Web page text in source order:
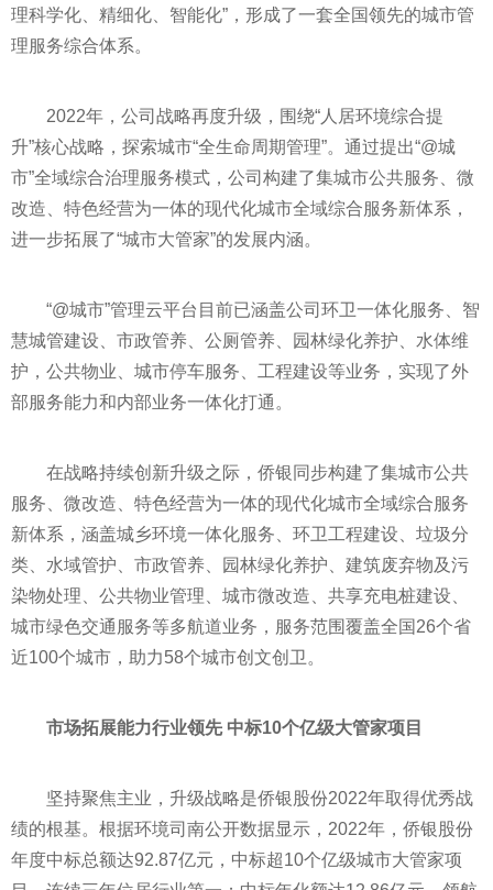
理科学化、精细化、智能化”，形成了一套全国领先的城市管
理服务综合体系。
2022年，公司战略再度升级，围绕“人居环境综合提
升”核心战略，探索城市“全生命周期管理”。通过提出“@城
市”全域综合治理服务模式，公司构建了集城市公共服务、微
改造、特色经营为一体的现代化城市全域综合服务新体系，
进一步拓展了“城市大管家”的发展内涵。
“@城市”管理云平台目前已涵盖公司环卫一体化服务、智
慧城管建设、市政管养、公厕管养、园林绿化养护、水体维
护，公共物业、城市停车服务、工程建设等业务，实现了外
部服务能力和内部业务一体化打通。
在战略持续创新升级之际，侨银同步构建了集城市公共
服务、微改造、特色经营为一体的现代化城市全域综合服务
新体系，涵盖城乡环境一体化服务、环卫工程建设、垃圾分
类、水域管护、市政管养、园林绿化养护、建筑废弃物及污
染物处理、公共物业管理、城市微改造、共享充电桩建设、
城市绿色交通服务等多航道业务，服务范围覆盖全国26个省
近100个城市，助力58个城市创文创卫。
市场拓展能力行业领先 中标10个亿级大管家项目
坚持聚焦主业，升级战略是侨银股份2022年取得优秀战
绩的根基。根据环境司南公开数据显示，2022年，侨银股份
年度中标总额达92.87亿元，中标超10个亿级城市大管家项